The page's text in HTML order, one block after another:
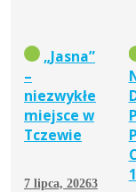
„Jasna”
–
niezwykłe
miejsce w
Tczewie
7 lipca, 20263